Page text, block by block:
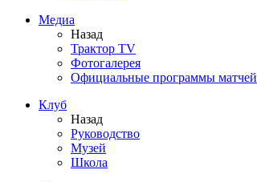
Медиа
Назад
Трактор TV
Фотогалерея
Официальные программы матчей
Клуб
Назад
Руководство
Музей
Школа